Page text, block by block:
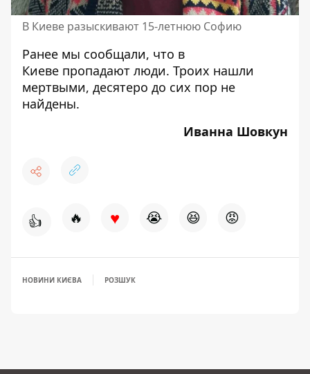
В Киеве разыскивают 15-летнюю Софию
Ранее мы сообщали, что в
Киеве пропадают люди. Троих нашли
мертвыми, десятеро до сих пор не
найдены.
Иванна Шовкун
👍 🔥 ♥ 😭 😆 😡
НОВИНИ КИЄВА РОЗШУК